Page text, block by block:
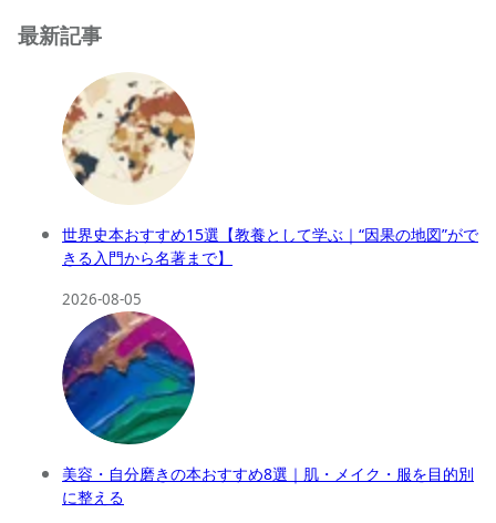
最新記事
世界史本おすすめ15選【教養として学ぶ｜“因果の地図”がで
きる入門から名著まで】
2026-08-05
美容・自分磨きの本おすすめ8選｜肌・メイク・服を目的別
に整える